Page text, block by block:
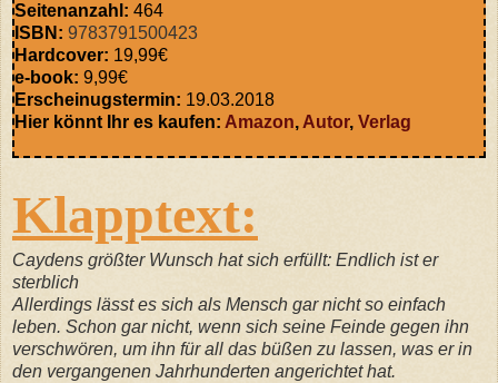
Seitenanzahl: 464
ISBN: 9783791500423
Hardcover: 19,99€
e-book: 9,99€
Erscheinugstermin: 19.03.2018
Hier könnt Ihr es kaufen: Amazon,Autor, Verlag
Klapptext:
Caydens größter Wunsch hat sich erfüllt: Endlich ist er
sterblich
Allerdings lässt es sich als Mensch gar nicht so einfach
leben. Schon gar nicht, wenn sich seine Feinde gegen ihn
verschwören, um ihn für all das büßen zu lassen, was er in
den vergangenen Jahrhunderten angerichtet hat.